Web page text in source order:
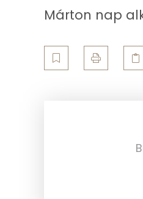
Ásványi
Cink
Márton nap